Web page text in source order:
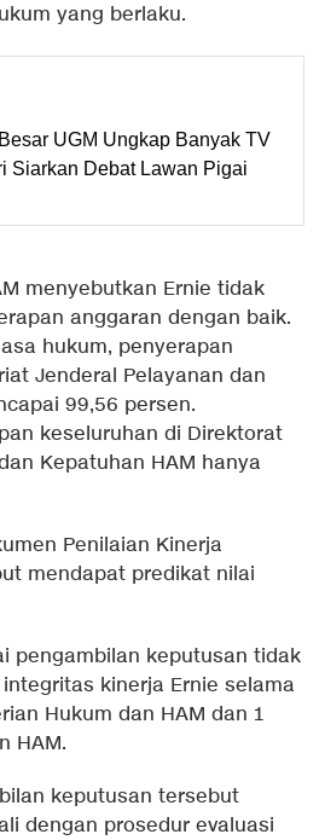
yang berlaku.
UGM Ungkap Banyak TV
Siarkan Debat Lawan Pigai
menyebutkan Ernie tidak
anggaran dengan baik.
hukum, penyerapan
Jenderal Pelayanan dan
99,56 persen.
keseluruhan di Direktorat
Kepatuhan HAM hanya
Penilaian Kinerja
mendapat predikat nilai
pengambilan keputusan tidak
kinerja Ernie selama
Hukum dan HAM dan 1
HAM.
keputusan tersebut
dengan prosedur evaluasi